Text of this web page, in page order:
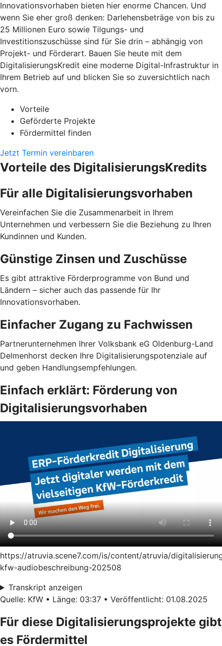
Innovationsvorhaben bieten hier enorme Chancen. Und
wenn Sie eher groß denken: Darlehensbeträge von bis zu
25 Millionen Euro sowie Tilgungs- und
Investitionszuschüsse sind für Sie drin – abhängig von
Projekt- und Förderart. Bauen Sie heute mit dem
DigitalisierungsKredit eine moderne Digital-Infrastruktur in
Ihrem Betrieb auf und blicken Sie so zuversichtlich nach
vorn.
Vorteile
Geförderte Projekte
Fördermittel finden
Jetzt Termin vereinbaren
Vorteile des DigitalisierungsKredits
Für alle Digitalisierungsvorhaben
Vereinfachen Sie die Zusammenarbeit in Ihrem
Unternehmen und verbessern Sie die Beziehung zu Ihren
Kundinnen und Kunden.
Günstige Zinsen und Zuschüsse
Es gibt attraktive Förderprogramme von Bund und
Ländern – sicher auch das passende für Ihr
Innovationsvorhaben.
Einfacher Zugang zu Fachwissen
Partnerunternehmen Ihrer Volksbank eG Oldenburg-Land
Delmenhorst decken Ihre Digitalisierungspotenziale auf
und geben Handlungsempfehlungen.
Einfach erklärt: Förderung von
Digitalisierungsvorhaben
https://atruvia.scene7.com/is/content/atruvia/
kfw-audiobeschreibung-202508
Transkript anzeigen
Quelle: KfW • Länge: 03:37 • Veröffentlicht: 01.08.2025
Für diese Digitalisierungsprojekte gibt
es Fördermittel